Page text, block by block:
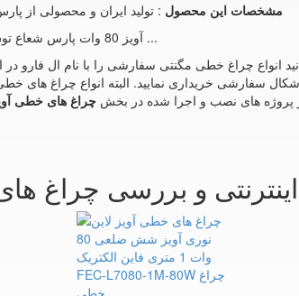
مشخصات این محصول : تولید ایران و محصولی از
چراغ خطی SMD آویز 80 وات پارس شعاع توس - شار نوری 7500 ل ...
پروژه های نصب و اجرا شده در بخش چراغ های خطی
و بررسی چراغ